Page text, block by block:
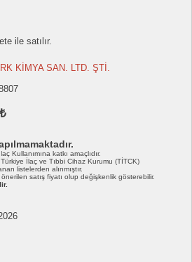
ile satılır.
KİMYA SAN. LTD. ŞTİ.
Kullanımına katkı amaçlıdır.
Türkiye İlaç ve Tıbbi Cihaz Kurumu (TİTCK)
listelerden alınmıştır.
satış fiyatı olup değişkenlik gösterebilir.